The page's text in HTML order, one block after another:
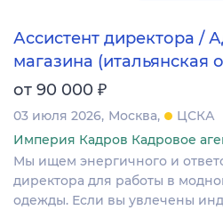
Ассистент директора /
магазина (итальянская
от 90 000 ₽
03 июля 2026 Москва
ЦСКА
Империя Кадров Кадровое
Мы ищем энергичного и
директора для работы в
одежды. Если вы увлечены